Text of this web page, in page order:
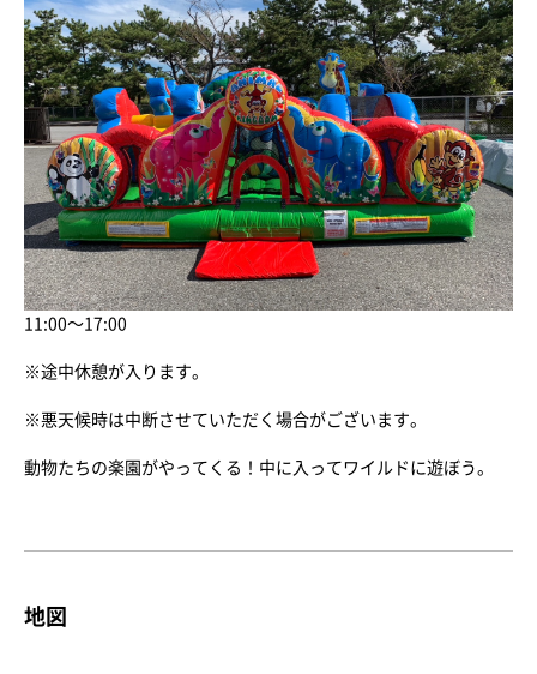
11:00～17:00
※途中休憩が入ります。
※悪天候時は中断させていただく場合がございます。
動物たちの楽園がやってくる！中に入ってワイルドに遊ぼう。
地図